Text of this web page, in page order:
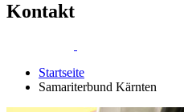
Kontakt
Startseite
Samariterbund Kärnten